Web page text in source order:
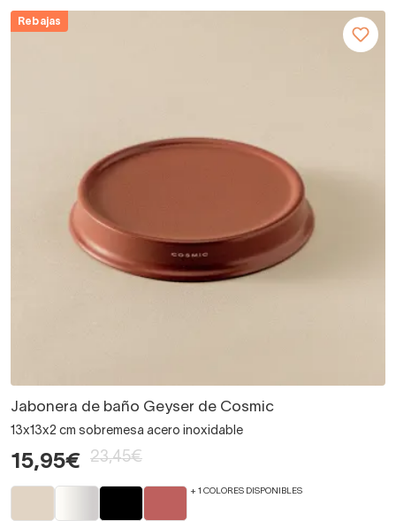
Rebajas
Jabonera de baño Geyser de Cosmic
13x13x2 cm sobremesa acero inoxidable
15,95€ 23,45€
+ 1 COLORES DISPONIBLES